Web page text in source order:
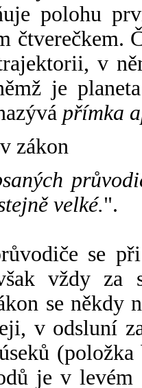
polohu
čtverečkem.
v
je
přímka
zákon
velké.".
se
vždy za
se někdy
v odsluní
je v